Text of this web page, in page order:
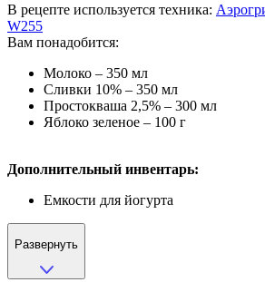
В рецепте используется техника:
W255
Вам понадобится:
Молоко – 350 мл
Сливки 10% – 350 мл
Простокваша 2,5% – 300 мл
Яблоко зеленое – 100 г
Дополнительный инвентарь:
Емкости для йогурта
Развернуть